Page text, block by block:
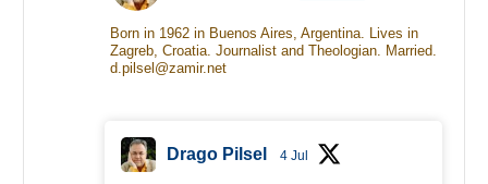
Born in 1962 in Buenos Aires, Argentina. Lives in
Zagreb, Croatia. Journalist and Theologian. Married.
d.pilsel@zamir.net
Drago Pilsel 4 Jul